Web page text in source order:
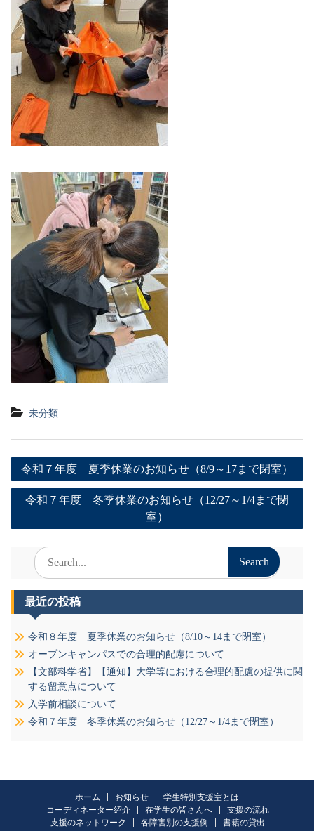
未分類
投
稿
ビ
シ
ョ
ン
令和７年度 夏季休業のお知らせ（8/9～17まで閉室）
令和７年度 冬季休業のお知らせ（12/27～1/4まで閉
室）
Search
for:
最近の投稿
令和８年度 夏季休業のお知らせ（8/10～14まで閉室）
オープンキャンパスでの合理的配慮について
【文部科学省】【通知】大学等における合理的配慮の提供に関
する留意点について
入学前相談について
令和７年度 冬季休業のお知らせ（12/27～1/4まで閉室）
ホーム お知らせ
学生特別支援室とは
コーディネーター紹介
在学生の皆さんへ
支援の流れ
支援のネットワーク
各障害別の支援例
書籍の貸出